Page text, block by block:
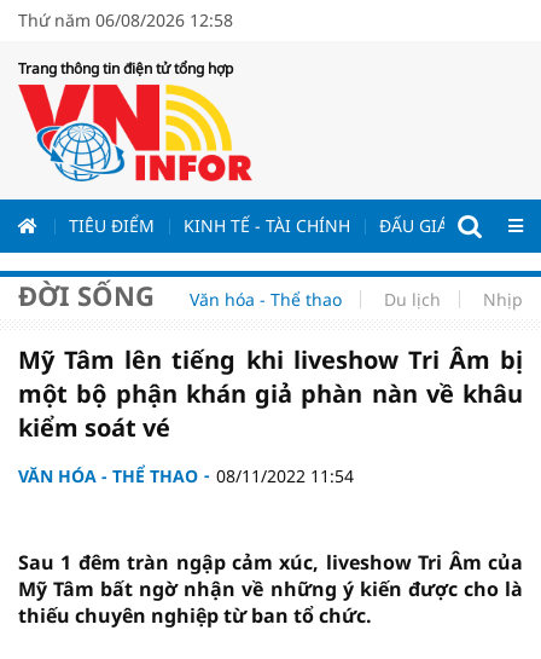
Thứ năm 06/08/2026 12:58
Trang thông tin điện tử tổng hợp
TIÊU ĐIỂM KINH TẾ - TÀI CHÍNH ĐẤU GIÁ - ĐẤU
ĐỜI SỐNG Văn hóa - Thể thao Du lịch Nhịp
Mỹ Tâm lên tiếng khi liveshow Tri Âm bị
một bộ phận khán giả phàn nàn về khâu
kiểm soát vé
VĂN HÓA - THỂ THAO 08/11/2022 11:54
Sau 1 đêm tràn ngập cảm xúc, liveshow Tri Âm của
Mỹ Tâm bất ngờ nhận về những ý kiến được cho là
thiếu chuyên nghiệp từ ban tổ chức.